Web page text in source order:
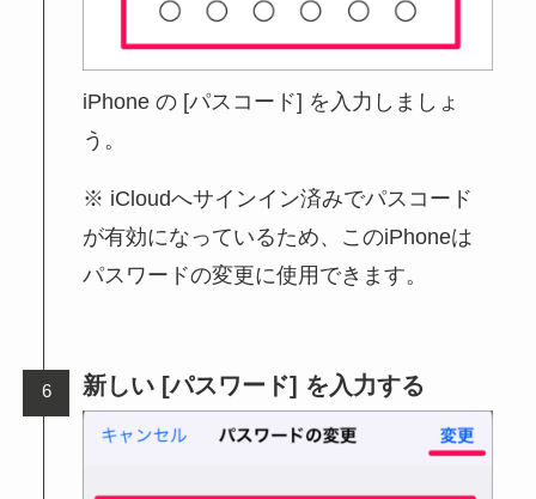
iPhone の [パスコード] を入力しましょ
う。
iCloudへサインイン済みでパスコード
が有効になっているため、このiPhoneは
パスワードの変更に使用できます。
新しい [パスワード] を入力する